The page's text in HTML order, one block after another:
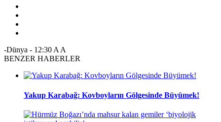
-Dünya - 12:30 A A
BENZER HABERLER
Yakup Karabağ: Kovboyların Gölgesinde Büyümek!